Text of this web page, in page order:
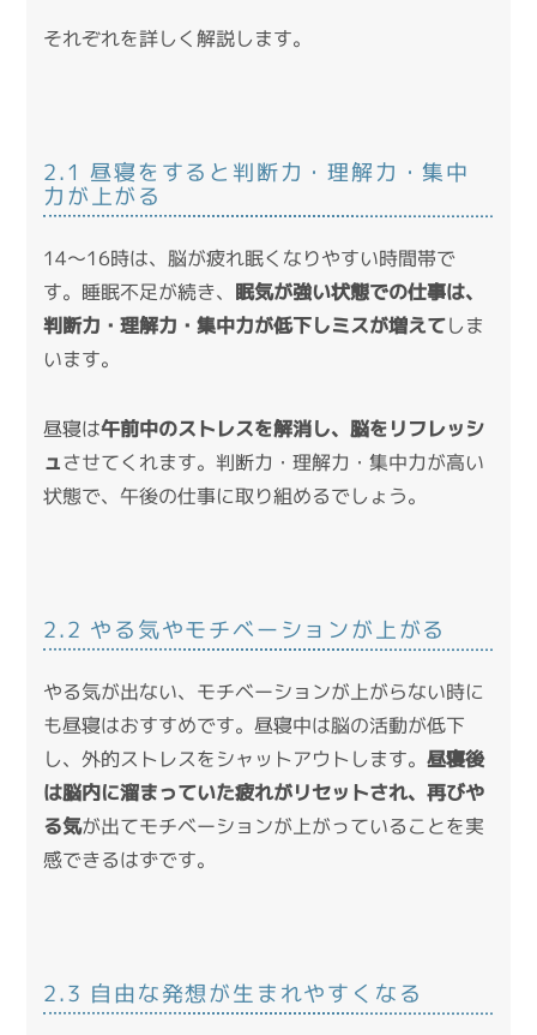
それぞれを詳しく解説します。
2.1 昼寝をすると判断力・理解力・集中
力が上がる
14〜16時は、脳が疲れ眠くなりやすい時間帯で
す。睡眠不足が続き、 眠気が強い状態での仕事は、
判断力・理解力・集中力が低下しミスが増えてしま
います。
昼寝は午前中のストレスを解消し、脳をリフレッシ
ュさせてくれます。判断力・理解力・集中力が高い
状態で、午後の仕事に取り組めるでしょう。
2.2 やる気やモチベーションが上がる
やる気が出ない、モチベーションが上がらない時に
も昼寝はおすすめです。昼寝中は脳の活動が低下
し、外的ストレスをシャットアウトします。昼寝後
は脳内に溜まっていた疲れがリセットされ、再びや
る気が出てモチベーションが上がっていることを実
感できるはずです。
2.3 自由な発想が生まれやすくなる